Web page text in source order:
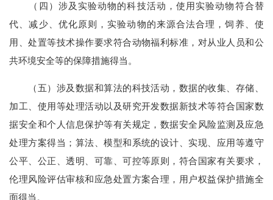
（四）涉及实验动物的科技活动，使用实验动物符合替
代、减少、优化原则，实验动物的来源合法合理，饲养、使
用、处置等技术操作要求符合动物福利标准，对从业人员和公
共环境安全等的保障措施得当。
（五）涉及数据和算法的科技活动，数据的收集、存储、
加工、使用等处理活动以及研究开发数据新技术等符合国家数
据安全和个人信息保护等有关规定，数据安全风险监测及应急
处理方案得当；算法、模型和系统的设计、实现、应用等遵守
公平、公正、透明、可靠、可控等原则，符合国家有关要求，
伦理风险评估审核和应急处置方案合理，用户权益保护措施全
面得当。